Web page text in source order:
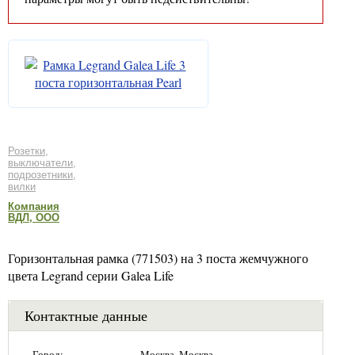
Розетки,
выключатели,
подрозетники,
вилки
Компания
ВДЛ, ООО
Горизонтальная рамка (771503) на 3 поста жемчужного
цвета Legrand серии Galea Life
Контактные данные